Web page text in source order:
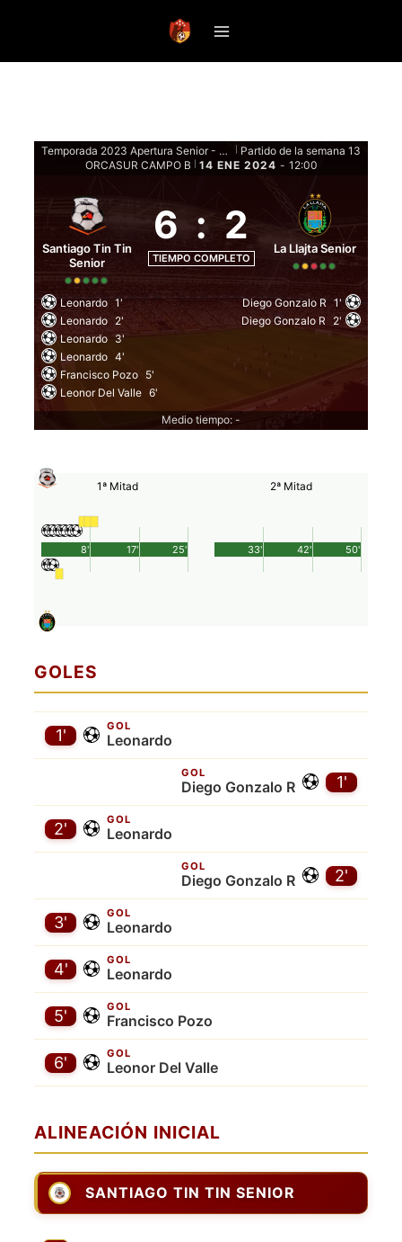
Temporada 2023 Apertura Senior - Fase de Grupos Senior
Partido de la semana 13
ORCASUR CAMPO B
14 ENE 2024 - 12:00
Santiago Tin Tin
Senior
6 : 2
TIEMPO COMPLETO
La Llajta Senior
Leonardo 1'
Leonardo 2'
Leonardo 3'
Leonardo 4'
Francisco Pozo 5'
Leonor Del Valle 6'
Diego Gonzalo R 1'
Diego Gonzalo R 2'
Medio tiempo: -
1ª Mitad
25'
8' 17'
2ª Mitad
50'
33' 42'
GOLES
GOL
Leonardo
1'
1'
GOL
Diego Gonzalo R
GOL
Leonardo
2'
2'
GOL
Diego Gonzalo R
GOL
Leonardo
3'
GOL
Leonardo
4'
GOL
Francisco Pozo
5'
GOL
Leonor Del Valle
6'
ALINEACIÓN INICIAL
SANTIAGO TIN TIN SENIOR